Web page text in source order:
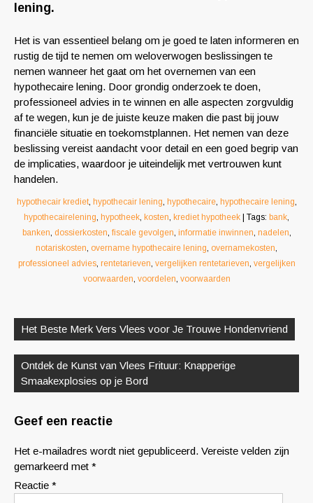
lening.
Het is van essentieel belang om je goed te laten informeren en
rustig de tijd te nemen om weloverwogen beslissingen te
nemen wanneer het gaat om het overnemen van een
hypothecaire lening. Door grondig onderzoek te doen,
professioneel advies in te winnen en alle aspecten zorgvuldig
af te wegen, kun je de juiste keuze maken die past bij jouw
financiële situatie en toekomstplannen. Het nemen van deze
beslissing vereist aandacht voor detail en een goed begrip van
de implicaties, waardoor je uiteindelijk met vertrouwen kunt
handelen.
hypothecair krediet, hypothecair lening, hypothecaire, hypothecaire lening,
hypothecairelening, hypotheek, kosten, krediet hypotheek | Tags: bank,
banken, dossierkosten, fiscale gevolgen, informatie inwinnen, nadelen,
notariskosten, overname hypothecaire lening, overnamekosten,
professioneel advies, rentetarieven, vergelijken rentetarieven, vergelijken
voorwaarden, voordelen, voorwaarden
Het Beste Merk Vers Vlees voor Je Trouwe Hondenvriend
Ontdek de Kunst van Vlees Frituur: Knapperige
Smaakexplosies op je Bord
Geef een reactie
Het e-mailadres wordt niet gepubliceerd. Vereiste velden zijn
gemarkeerd met *
Reactie *